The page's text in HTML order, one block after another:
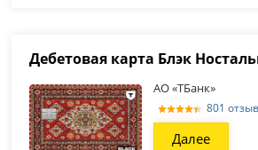
Дебетовая карта Блэк
АО «ТБанк»
801 отзыв
Далее